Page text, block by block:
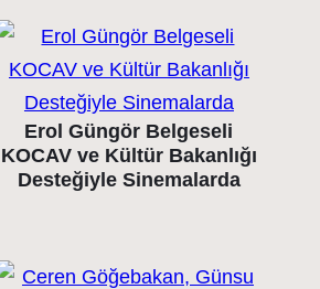
Erol Güngör Belgeseli
KOCAV ve Kültür Bakanlığı
Desteğiyle Sinemalarda